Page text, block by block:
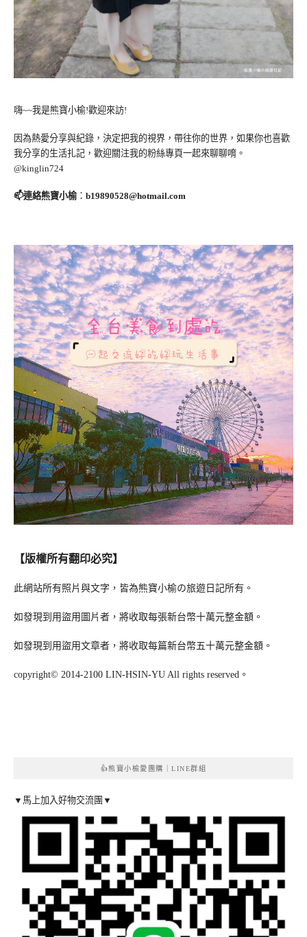
嗨~~我是熊寶小榆!歡迎來訪!
因為熱愛分享與紀錄，決定把我的視界，帶往你的世界，如果你也喜歡
我分享的生活扎記，歡迎關注我的粉絲專頁一起來聊聊唷。
@kinglin724
📫連絡熊寶小榆： b19890528@hotmail.com
【版權所有翻印必究】
此網站所有照片與文字，皆為熊寶小榆の旅遊日記所有。
如發現到用盜用圖片者，將收取每張新台幣十萬元整金額。
如發現到用盜用文章者，將收取每篇新台幣五十萬元整金額。
copyright© 2014-2100 LIN-HSIN-YU All rights reserved。
👍熊寶小榆愛團購｜LINE群組
▼馬上加入好物交流團▼